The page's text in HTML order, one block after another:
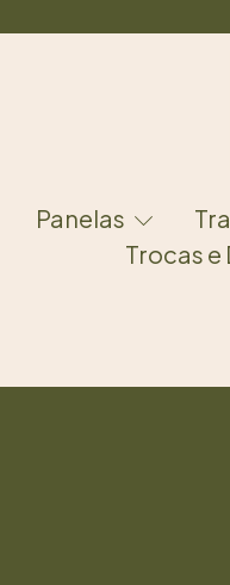
Panelas
Trocas e